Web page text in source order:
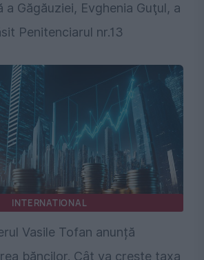
a Găgăuziei, Evghenia Guţul, a
Penitenciarul nr.13
INTERNATIONAL
Vasile Tofan anunță
băncilor. Cât va crește taxa